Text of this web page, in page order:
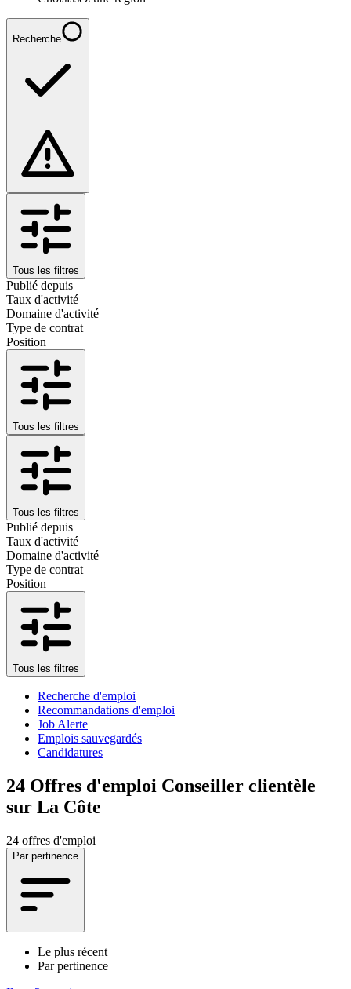
Recherche
Tous les filtres
Publié depuis
Taux d'activité
Domaine d'activité
Type de contrat
Position
Tous les filtres
Tous les filtres
Publié depuis
Taux d'activité
Domaine d'activité
Type de contrat
Position
Tous les filtres
Recherche d'emploi
Recommandations d'emploi
Job Alerte
Emplois sauvegardés
Candidatures
24 Offres d'emploi Conseiller clientèle
sur La Côte
24 offres d'emploi
Par pertinence
Le plus récent
Par pertinence